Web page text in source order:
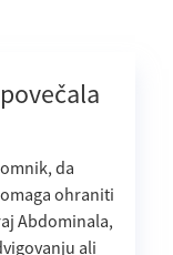
da
ohraniti
Abdominala,
ali